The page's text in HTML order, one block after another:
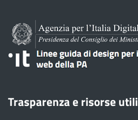
Trasparenza e risorse utili